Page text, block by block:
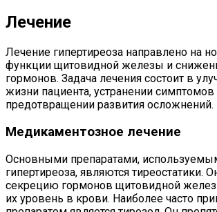
Лечение
Лечение гипертиреоза направлено на
функции щитовидной железы и
гормонов. Задача лечения состоит в
жизни пациента, устранении симптомов
предотвращении развития осложнений.
Медикаментозное лечение
Основными препаратами,
гипертиреоза, являются тиреостатики.
секрецию гормонов щитовидной
их уровень в крови. Наиболее часто